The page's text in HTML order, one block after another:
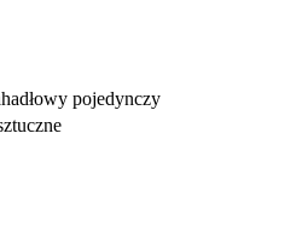
pojedynczy